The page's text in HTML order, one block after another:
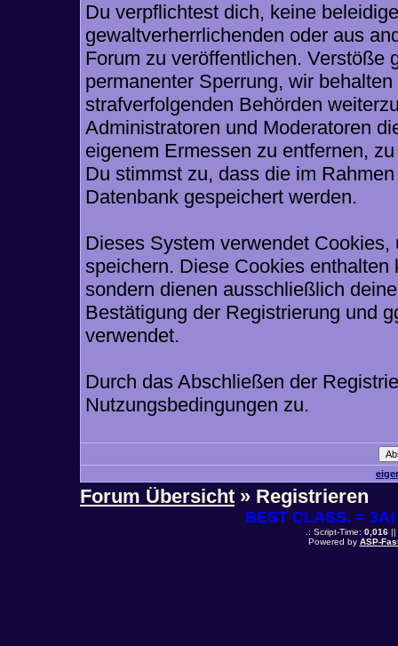
Du verpflichtest dich, keine
gewaltverherrlichenden oder aus
Forum zu veröffentlichen. Verstöße
permanenter Sperrung, wir
strafverfolgenden Behörden
Administratoren und Moderatoren
eigenem Ermessen zu entfernen,
Du stimmst zu, dass die im
Datenbank gespeichert werden.
Dieses System verwendet
speichern. Diese Cookies
sondern dienen ausschließlich
Bestätigung der Registrierung und
verwendet.
Durch das Abschließen der
Nutzungsbedingungen zu.
Forum Übersicht » Registrieren
BEST CLASS. =
.: Script-Time: 0,016||
Powered by ASP-